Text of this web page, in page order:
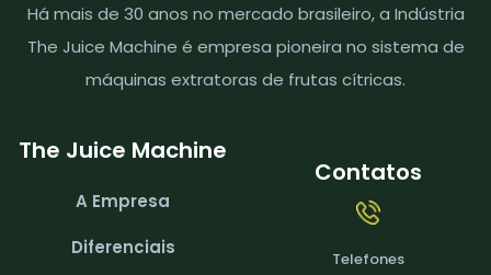
Há mais de 30 anos no mercado brasileiro, a Indústria
The Juice Machine é empresa pioneira no sistema de
máquinas extratoras de frutas cítricas.
The Juice Machine
A Empresa
Diferenciais
Contatos
Telefones